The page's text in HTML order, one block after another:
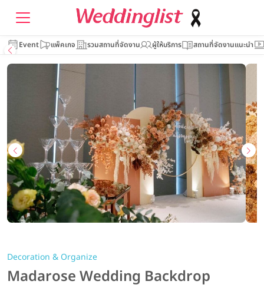
Event แพ็คเกจ รวมสถานที่จัดงาน ผู้ให้บริการ สถานที่จัดงานแนะนำ
Decoration & Organize
Madarose Wedding Backdrop